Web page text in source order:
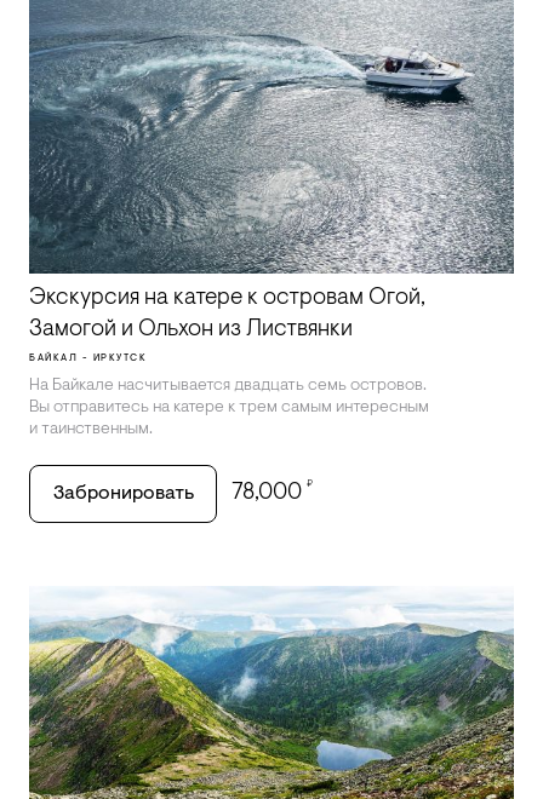
Экскурсия на катере к островам Огой,
Замогой и Ольхон из Листвянки
БАЙКАЛ - ИРКУТСК
На Байкале насчитывается двадцать семь островов.
Вы отправитесь на катере к трем самым интересным
и таинственным.
Забронировать 78,000 ₽